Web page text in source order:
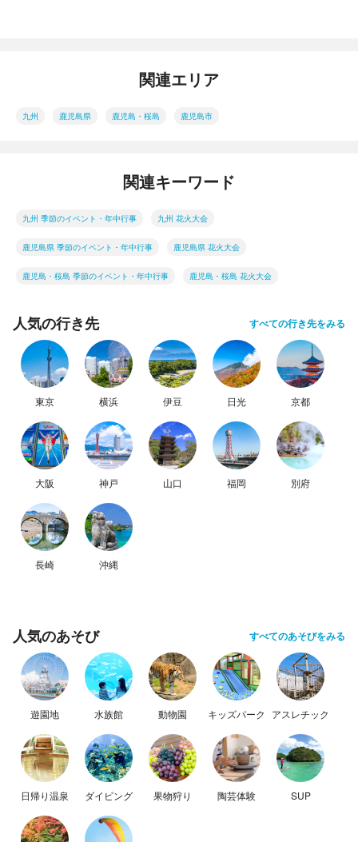
関連エリア
九州 鹿児島県 鹿児島・桜島 鹿児島市
関連キーワード
九州 季節のイベント・年中行事 九州 花火大会
鹿児島県 季節のイベント・年中行事 鹿児島県 花火大会
鹿児島・桜島 季節のイベント・年中行事 鹿児島・桜島 花火大会
人気の行き先 すべての行き先をみる
東京 横浜 伊豆 日光 京都
大阪 神戸 山口 福岡 別府
長崎 沖縄
人気のあそび すべてのあそびをみる
遊園地 水族館 動物園 キッズパーク アスレチック
日帰り温泉 ダイビング 果物狩り 陶芸体験 SUP